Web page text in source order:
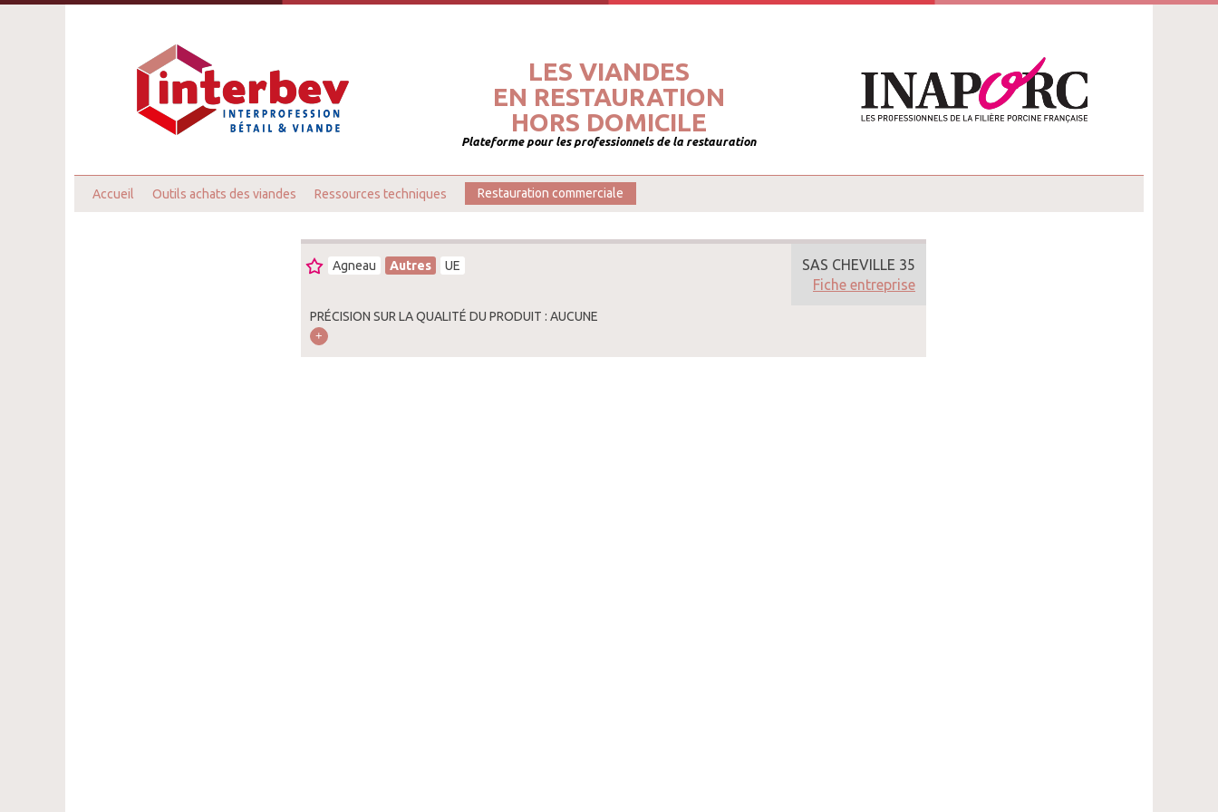
LES VIANDES
EN RESTAURATION
HORS DOMICILE
Plateforme pour les professionnels de la restauration
Accueil Outils achats des viandes Ressources techniques Restauration commerciale
Agneau Autres UE
PRÉCISION SUR LA QUALITÉ DU PRODUIT : AUCUNE
SAS CHEVILLE 35
Fiche entreprise